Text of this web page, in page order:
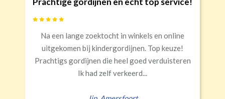
(wave plooi)
Roede
(tunnel)
Half verduisterend Volledige verduisterend
€34,95 per stuk
Na een lange zoektocht in winkels en online
uitgekomen bij kindergordijnen. Top keuze!
Prachtigs gordijnen die heel goed verduisteren
Ik had zelf verkeerd...